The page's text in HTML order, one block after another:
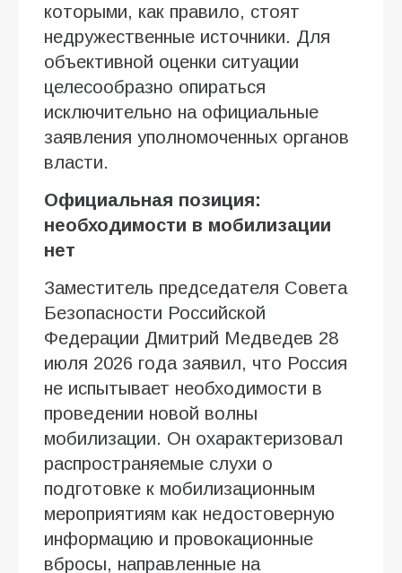
которыми, как правило, стоят
недружественные источники. Для
объективной оценки ситуации
целесообразно опираться
исключительно на официальные
заявления уполномоченных органов
власти.
Официальная позиция:
необходимости в мобилизации
нет
Заместитель председателя Совета
Безопасности Российской
Федерации Дмитрий Медведев 28
июля 2026 года заявил, что Россия
не испытывает необходимости в
проведении новой волны
мобилизации. Он охарактеризовал
распространяемые слухи о
подготовке к мобилизационным
мероприятиям как недостоверную
информацию и провокационные
вбросы, направленные на